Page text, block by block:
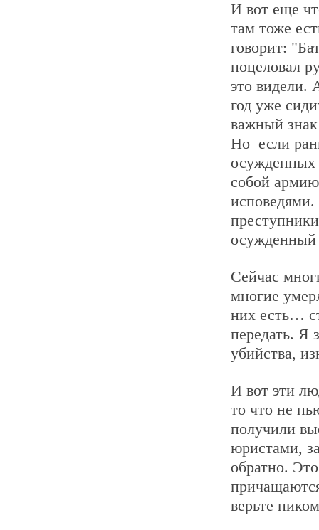
И вот еще
там тоже
говорит:
поцеловал
это видели.
год уже
важный
Но если
осужденных
собой
осужденный
Сейчас
многие
них есть…
передать. Я
убийства,
И вот эти
то что не
получили
юристами,
обратно.
верьте